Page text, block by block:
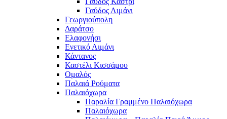
Γαύδος Λιμάνι
Γεωργιούπολη
Δαράτσο
Ελαφονήσι
Ενετικό Λιμάνι
Κάντανος
Καστέλι Κισσάμου
Ομαλός
Παλαιά Ρούματα
Παλαιόχωρα
Παραλία Γραμμένο Παλαιόχωρα
Παλαιόχωρα